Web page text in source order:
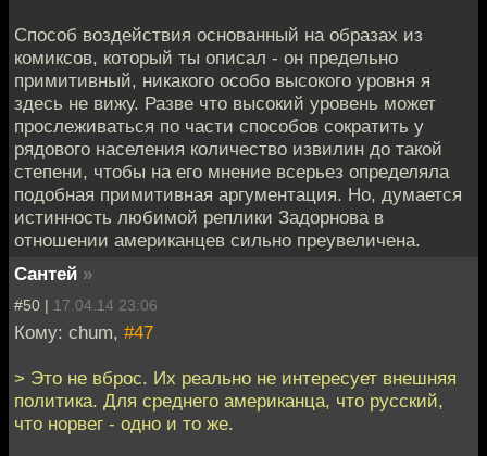
Способ воздействия основанный на образах из
комиксов, который ты описал - он предельно
примитивный, никакого особо высокого уровня я
здесь не вижу. Разве что высокий уровень может
прослеживаться по части способов сократить у
рядового населения количество извилин до такой
степени, чтобы на его мнение всерьез определяла
подобная примитивная аргументация. Но, думается
истинность любимой реплики Задорнова в
отношении американцев сильно преувеличена.
Сантей »
#50 | 17.04.14 23:06
Кому: chum, #47
> Это не вброс. Их реально не интересует внешняя
политика. Для среднего американца, что русский,
что норвег - одно и то же.